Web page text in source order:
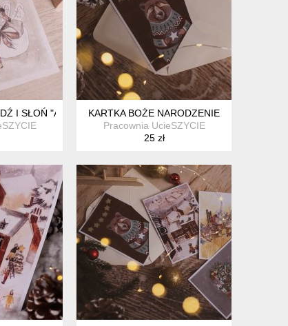
I SŁOŃ "A4
KARTKA BOŻE NARODZENIE
Pracownia UcieSZYCIE
25 zł